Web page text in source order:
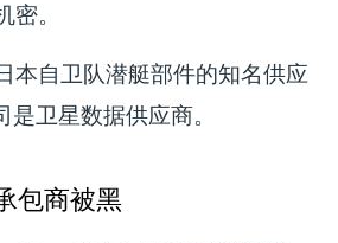
密。
本自卫队潜艇部件的知名供应
卫星数据供应商。
包商被黑